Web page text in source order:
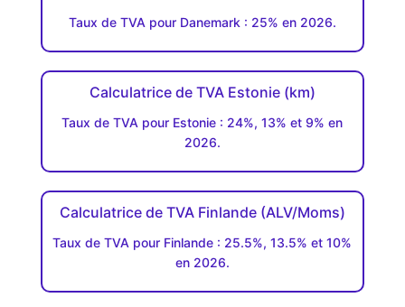
Taux de TVA pour Danemark : 25% en 2026.
Calculatrice de TVA Estonie (km)
Taux de TVA pour Estonie : 24%, 13% et 9% en
2026.
Calculatrice de TVA Finlande (ALV/Moms)
Taux de TVA pour Finlande : 25.5%, 13.5% et 10%
en 2026.